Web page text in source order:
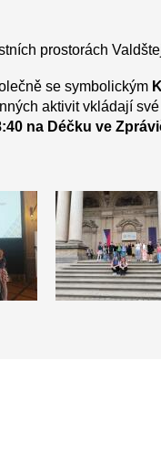
prostorách
se symbolickým
aktivit vkládají
na Déčku ve